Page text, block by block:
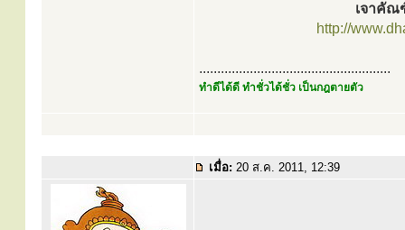
เจาคัณ
http://
.....................................................
ทำดีได้ดี ทำชั่วได้ชั่ว เป็นกฎตายตัว
เมื่อ: 20 ส.ค. 2011, 12:39